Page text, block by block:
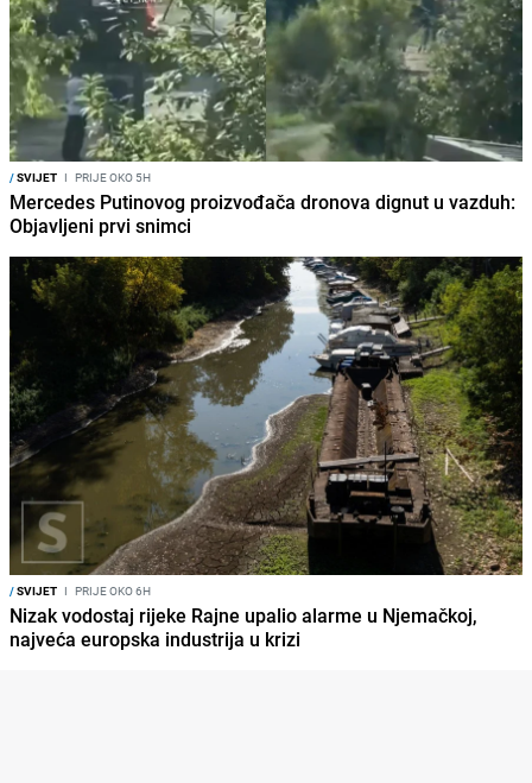
/SVIJET I PRIJE OKO 5H
Mercedes Putinovog proizvođača dronova dignut u vazduh:
Objavljeni prvi snimci
/SVIJET I PRIJE OKO 6H
Nizak vodostaj rijeke Rajne upalio alarme u Njemačkoj,
najveća europska industrija u krizi